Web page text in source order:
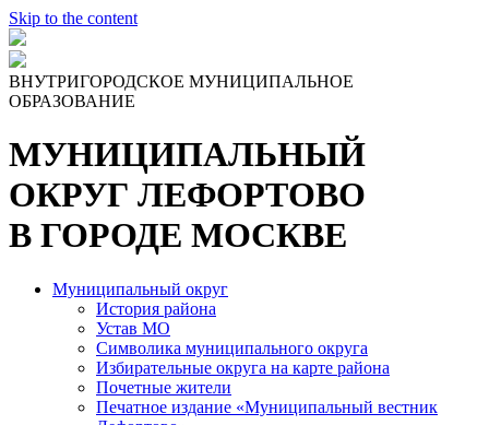
Skip to the content
ВНУТРИГОРОДСКОЕ МУНИЦИПАЛЬНОЕ
ОБРАЗОВАНИЕ
МУНИЦИПАЛЬНЫЙ
ОКРУГ ЛЕФОРТОВО
В ГОРОДЕ МОСКВЕ
Муниципальный округ
История района
Устав МО
Символика муниципального округа
Избирательные округа на карте района
Почетные жители
Печатное издание «Муниципальный вестник